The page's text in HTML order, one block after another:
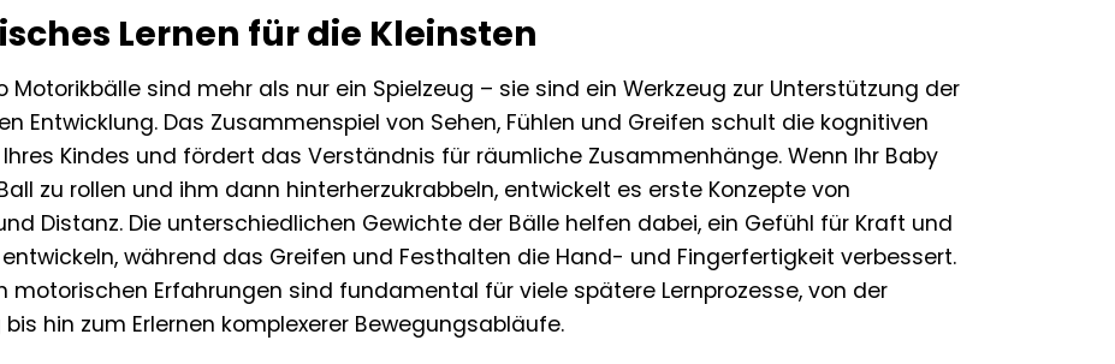
Lernen für die Kleinsten
Motorikbälle sind mehr als nur ein Spielzeug – sie sind ein Werkzeug zur Unterstützung der
Entwicklung. Das Zusammenspiel von Sehen, Fühlen und Greifen schult die kognitiven
Kindes und fördert das Verständnis für räumliche Zusammenhänge. Wenn Ihr Baby
zu rollen und ihm dann hinterherzukrabbeln, entwickelt es erste Konzepte von
Distanz. Die unterschiedlichen Gewichte der Bälle helfen dabei, ein Gefühl für Kraft und
entwickeln, während das Greifen und Festhalten die Hand- und Fingerfertigkeit verbessert.
motorischen Erfahrungen sind fundamental für viele spätere Lernprozesse, von der
hin zum Erlernen komplexerer Bewegungsabläufe.